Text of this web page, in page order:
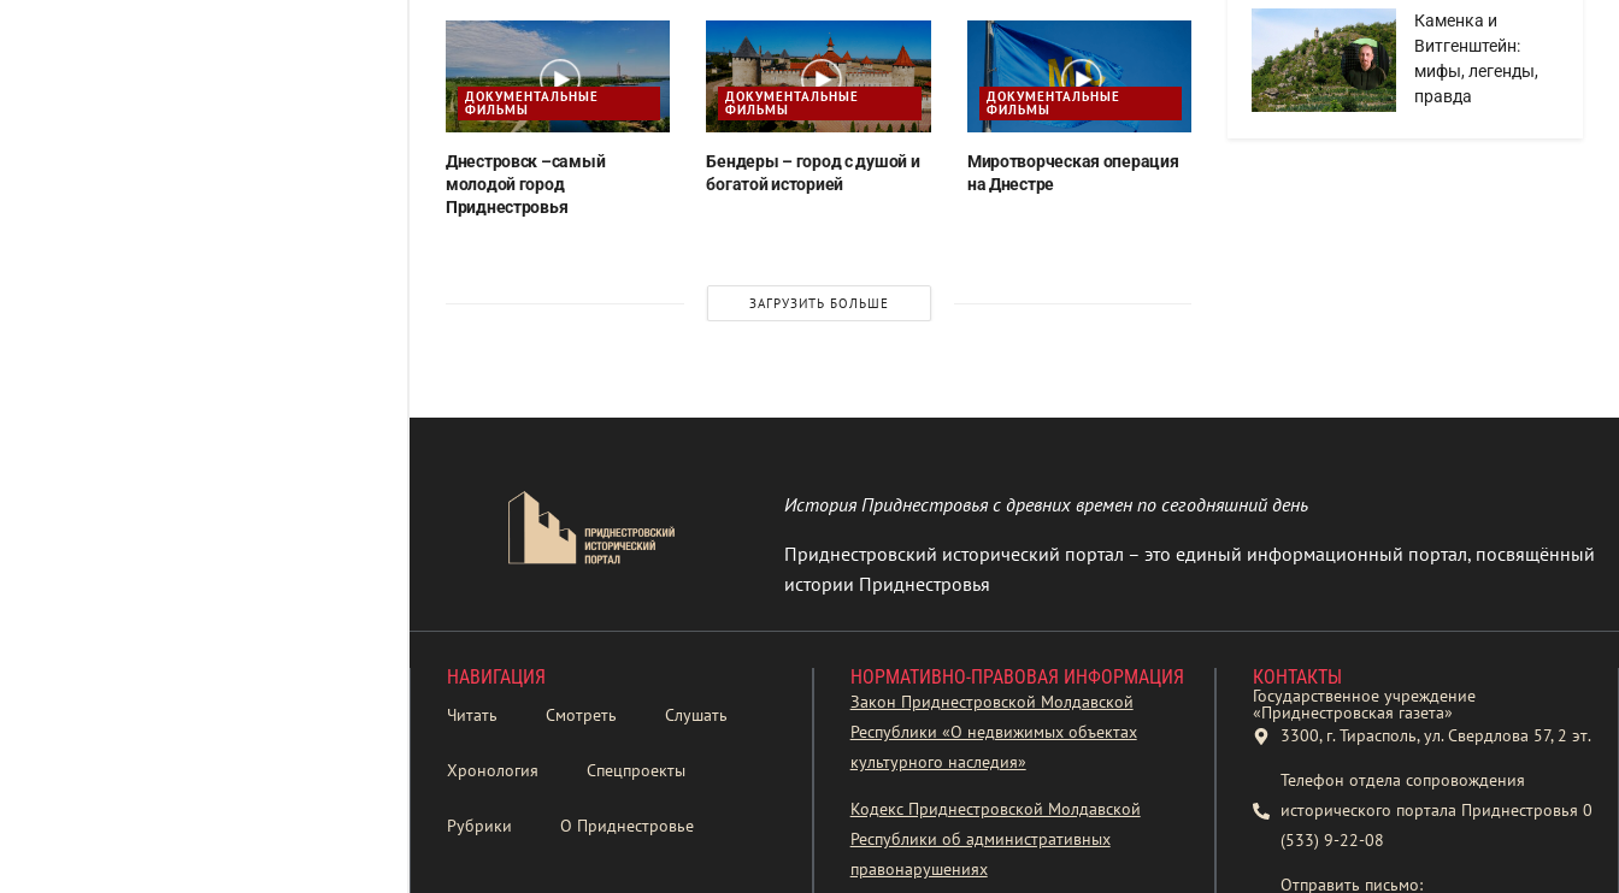
ДОКУМЕНТАЛЬНЫЕ
ФИЛЬМЫ
Днестровск –самый
молодой город
Приднестровья
ДОКУМЕНТАЛЬНЫЕ
ФИЛЬМЫ
Бендеры – город с душой и
богатой историей
ДОКУМЕНТАЛЬНЫЕ
ФИЛЬМЫ
Миротворческая операция
на Днестре
ЗАГРУЗИТЬ БОЛЬШЕ
Каменка и
Витгенштейн:
мифы, легенды,
правда
История Приднестровья с древних времен по сегодняшний день
Приднестровский исторический портал – это единый информационный портал, посвящённый
истории Приднестровья
НАВИГАЦИЯ
Читать Смотреть Слушать
Хронология Спецпроекты
Рубрики О Приднестровье
НОРМАТИВНО-ПРАВОВАЯ ИНФОРМАЦИЯ
Закон Приднестровской Молдавской
Республики «О недвижимых объектах
культурного наследия»
Кодекс Приднестровской Молдавской
Республики об административных
правонарушениях
КОНТАКТЫ
Государственное учреждение
«Приднестровская газета»
3300, г. Тирасполь, ул. Свердлова 57, 2 эт.
Телефон отдела сопровождения
исторического портала Приднестровья 0
(533) 9-22-08
Отправить письмо: